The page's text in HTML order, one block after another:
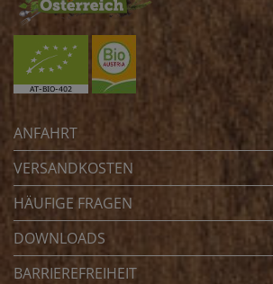
ANFAHRT
VERSANDKOSTEN
HÄUFIGE FRAGEN
DOWNLOADS
BARRIEREFREIHEIT